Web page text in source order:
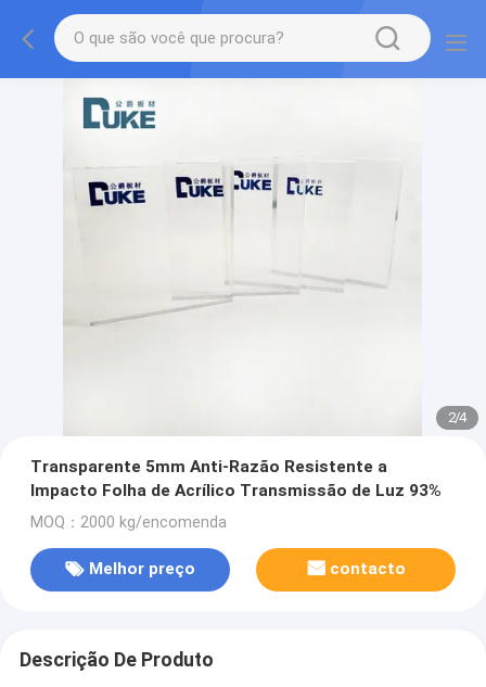
2/4
Transparente 5mm Anti-Razão Resistente a
Impacto Folha de Acrílico Transmissão de Luz 93%
MOQ：2000 kg/encomenda
Melhor preço contacto
Descrição De Produto